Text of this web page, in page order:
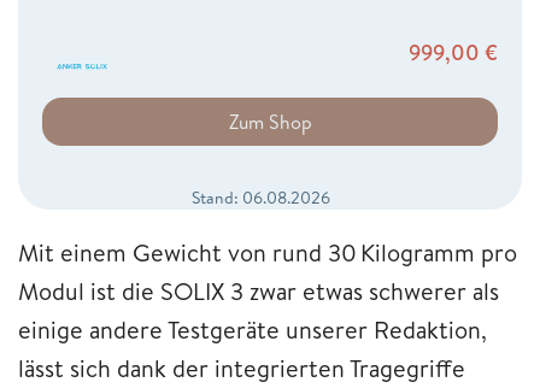
999,00 €
Zum Shop
Stand: 06.08.2026
Mit einem Gewicht von rund 30 Kilogramm pro
Modul ist die SOLIX 3 zwar etwas schwerer als
einige andere Testgeräte unserer Redaktion,
lässt sich dank der integrierten Tragegriffe